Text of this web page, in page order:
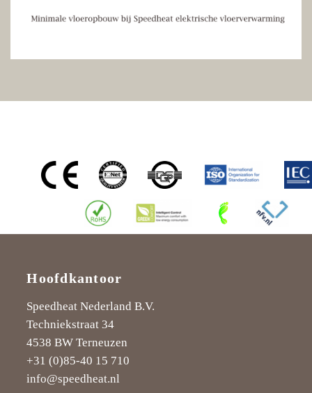
Hoofdkantoor
Speedheat Nederland B.V.
Techniekstraat 34
4538 BW Terneuzen
+31 (0)85-40 15 710
info@speedheat.nl